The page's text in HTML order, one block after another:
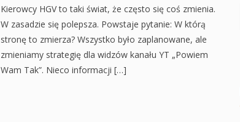
Kierowcy HGV to taki świat, że często się coś zmienia.
W zasadzie się polepsza. Powstaje pytanie: W którą
stronę to zmierza? Wszystko było zaplanowane, ale
zmieniamy strategię dla widzów kanału YT „Powiem
Wam Tak”. Nieco informacji […]